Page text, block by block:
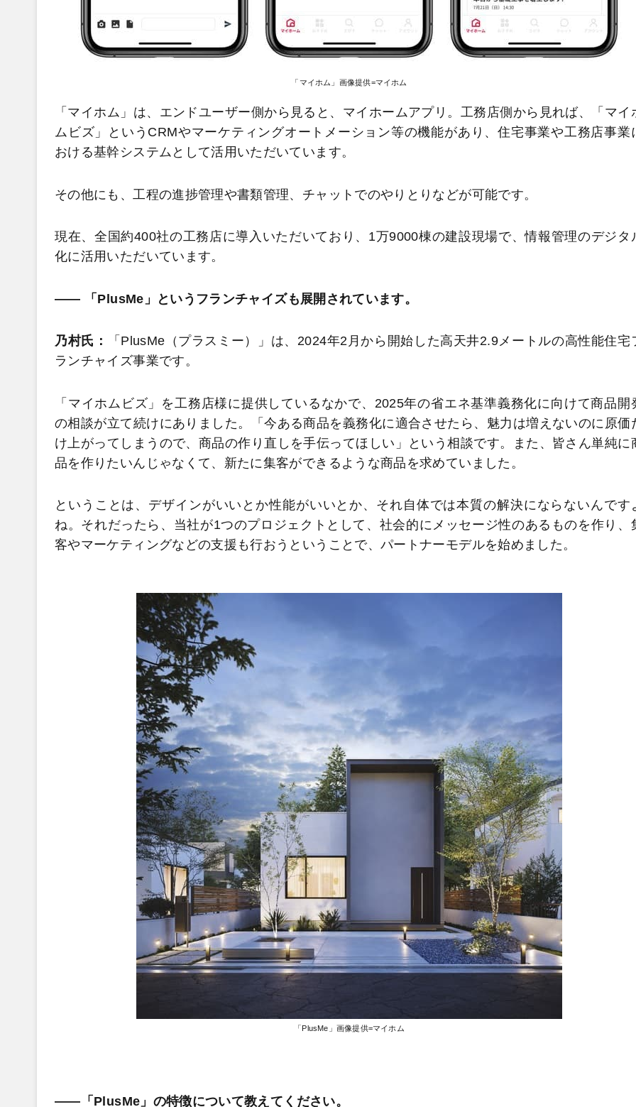
「マイホム」画像提供=マイホム
「マイホム」は、エンドユーザー側から見ると、マイホームアプリ。工務店側から見れば、「マイ
ムビズ」というCRMやマーケティングオートメーション等の機能があり、住宅事業や工務店事業
おける基幹システムとして活用いただいています。
その他にも、工程の進捗管理や書類管理、チャットでのやりとりなどが可能です。
現在、全国約400社の工務店に導入いただいており、1万9000棟の建設現場で、情報管理のデジタ
化に活用いただいています。
―― 「PlusMe」というフランチャイズも展開されています。
乃村氏：
「PlusMe（プラスミー）」は、2024年2月から開始した高天井2.9メートルの高性能住宅
ランチャイズ事業です。
「マイホムビズ」を工務店様に提供しているなかで、2025年の省エネ基準義務化に向けて商品開
の相談が立て続けにありました。「今ある商品を義務化に適合させたら、魅力は増えないのに原価
け上がってしまうので、商品の作り直しを手伝ってほしい」という相談です。また、皆さん単純に
品を作りたいんじゃなくて、新たに集客ができるような商品を求めていました。
ということは、デザインがいいとか性能がいいとか、それ自体では本質の解決にならないんです
ね。それだったら、当社が1つのプロジェクトとして、社会的にメッセージ性のあるものを作り、
客やマーケティングなどの支援も行おうということで、パートナーモデルを始めました。
「PlusMe」画像提供=マイホム
――「PlusMe」の特徴について教えてください。